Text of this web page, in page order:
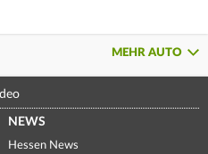
MEHR AUTO
NEWS
Hessen News